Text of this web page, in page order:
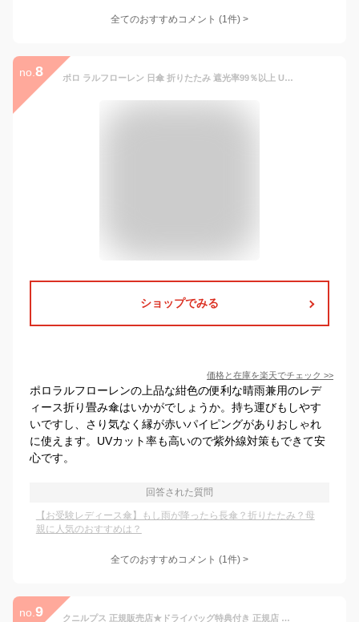
全てのおすすめコメント (1件) >
no. 8 ポロ ラルフローレン 日傘 折りたたみ 遮光率99％以上 UV遮蔽率99％以上 雨の日OK 傘 レディース ブランド POLO Ralph Lauren ロゴ パイピング 紺 赤 ネイビー × レッド 50cm 女性 婦人 UV 晴雨兼用 遮光 遮熱 【あす楽】
ショップでみる
価格と在庫を楽天でチェック >>
ポロラルフローレンの上品な紺色の便利な晴雨兼用のレデ
ィース折り畳み傘はいかがでしょうか。持ち運びもしやす
いですし、さり気なく縁が赤いパイピングがありおしゃれ
に使えます。UVカット率も高いので紫外線対策もできて安
心です。
回答された質問
【お受験レディース傘】もし雨が降ったら長傘？折りたたみ？母
親に人気のおすすめは？
全てのおすすめコメント (1件) >
no. 9 クニルプス 正規販売店★ドライバッグ特典付き 正規店 晴雨兼用 UVカット 紫外線カット スリム コンパクト 軽量 レディース メンズ 日傘 遮光 遮熱 折りたたみ 無地 フォーマル ブラック ネイビー ギフト【ポイント10倍 送料無料】［ Knirps US.050 ］